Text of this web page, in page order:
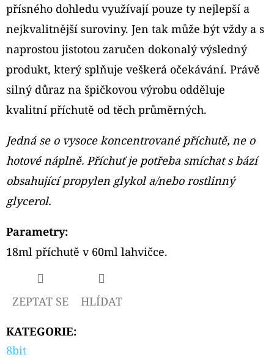
přísného dohledu využívají pouze ty nejlepší a
nejkvalitnější suroviny. Jen tak může být vždy a s
naprostou jistotou zaručen dokonalý výsledný
produkt, který splňuje veškerá očekávání. Právě
silný důraz na špičkovou výrobu odděluje
kvalitní příchutě od těch průměrných.
Jedná se o vysoce koncentrované příchutě, ne o
hotové náplně. Příchuť je potřeba smíchat s bází
obsahující propylen glykol a/nebo rostlinný
glycerol.
Parametry:
18ml příchutě v 60ml lahvičce.
ZEPTAT SE HLÍDAT
KATEGORIE:
8bit
239
Kč